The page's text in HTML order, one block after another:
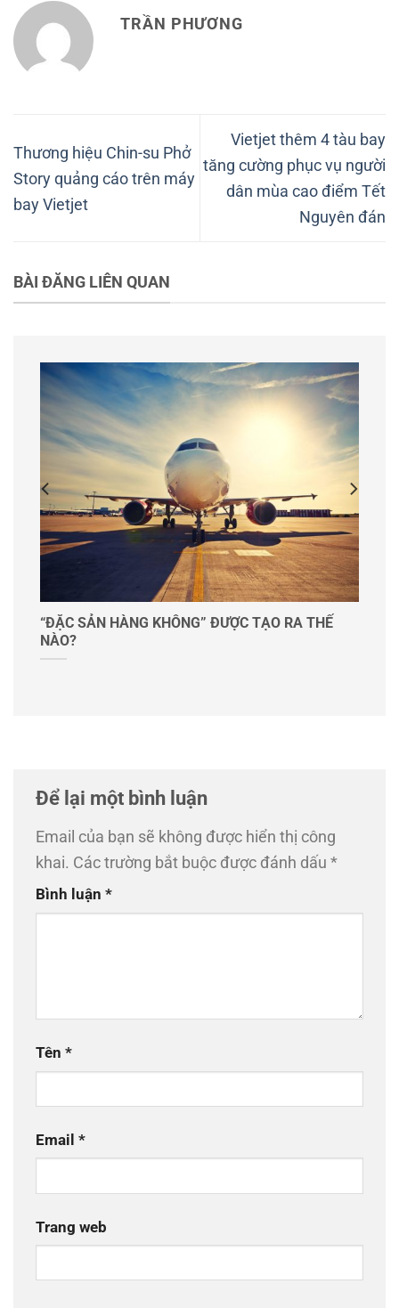
TRẦN PHƯƠNG
Thương hiệu Chin-su Phở
Story quảng cáo trên máy
bay Vietjet
Vietjet thêm 4 tàu bay
tăng cường phục vụ người
dân mùa cao điểm Tết
Nguyên đán
BÀI ĐĂNG LIÊN QUAN
“ĐẶC SẢN HÀNG KHÔNG” ĐƯỢC TẠO RA THẾ
NÀO?
Để lại một bình luận
Email của bạn sẽ không được hiển thị công
khai. Các trường bắt buộc được đánh dấu *
Bình luận *
Tên *
Email *
Trang web